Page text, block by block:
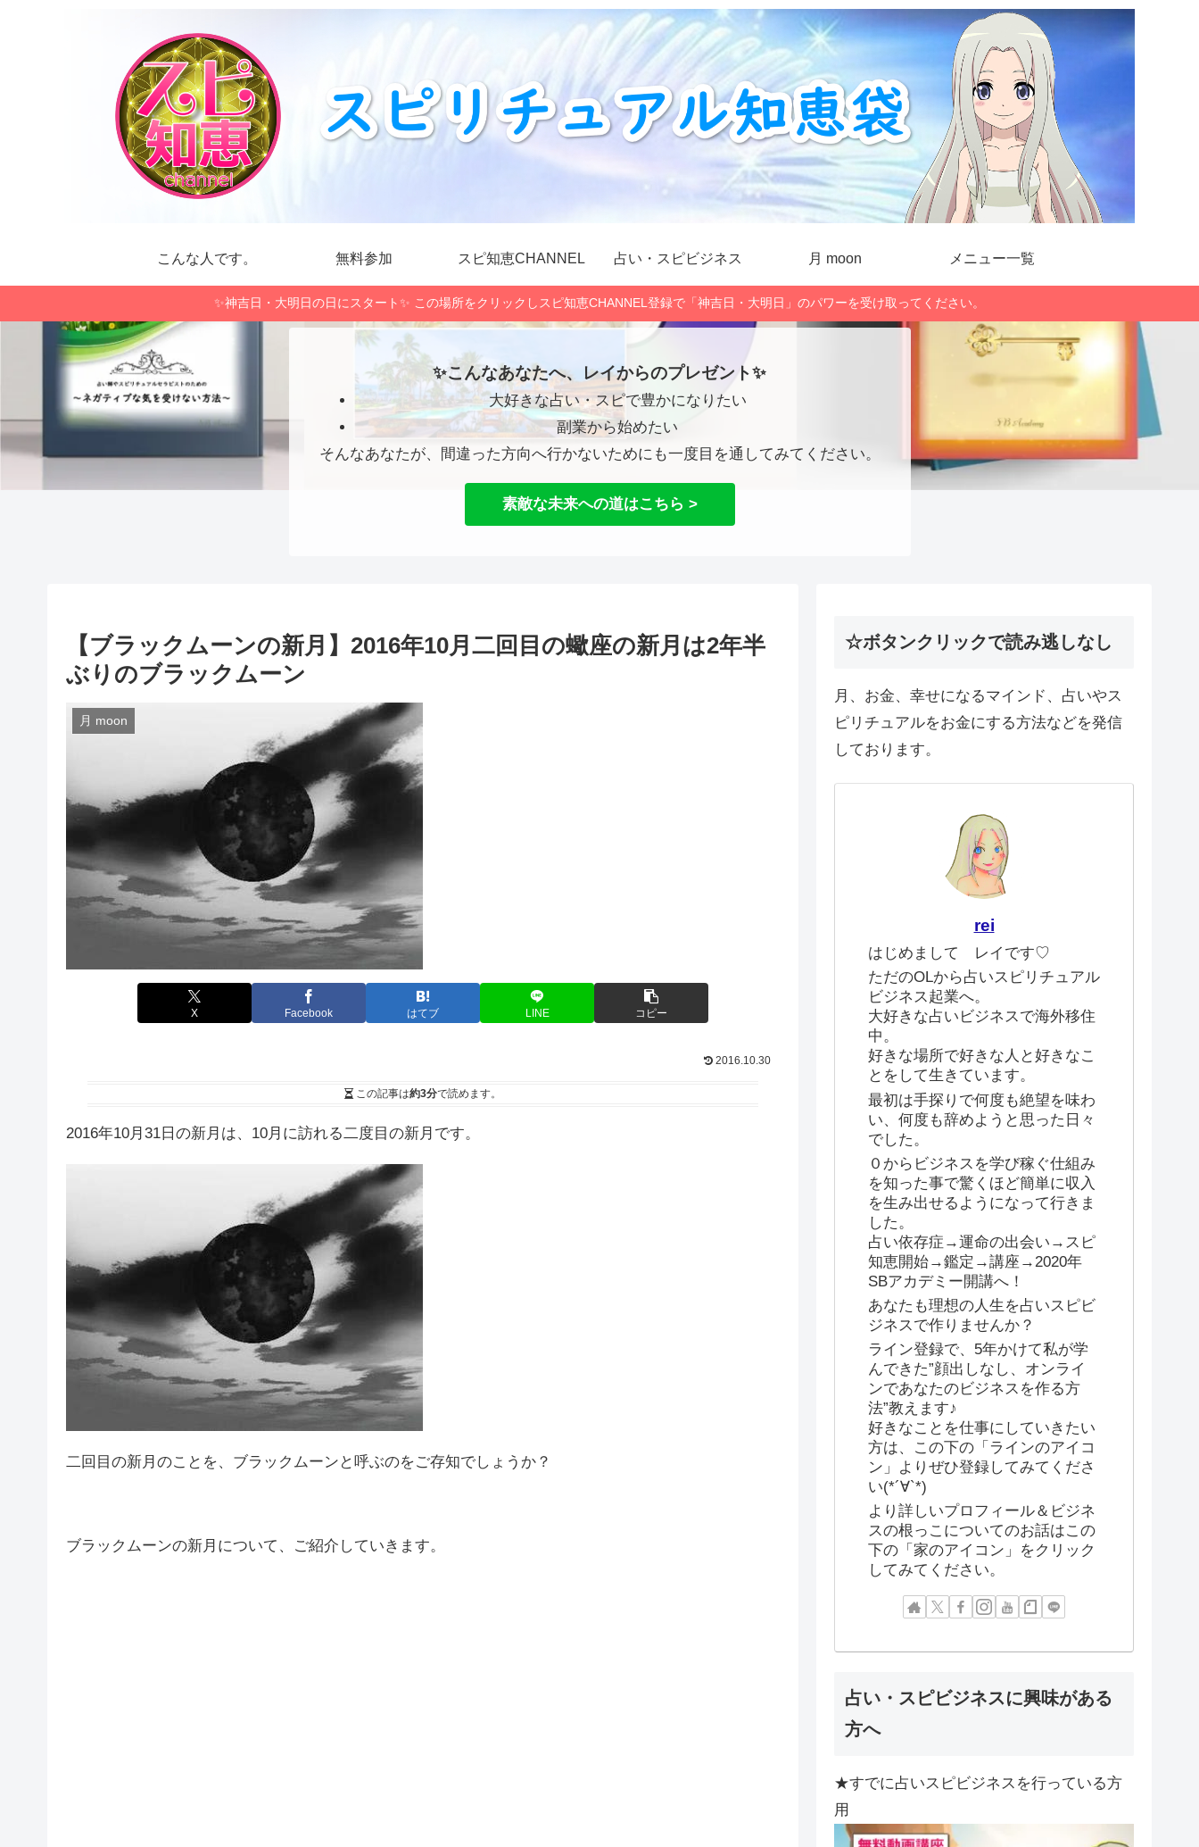
こんな人です。 無料参加 スピ知恵CHANNEL 占い・スピビジネス 月 moon メニュー一覧
✨神吉日・大明日の日にスタート✨ この場所をクリックしスピ知恵CHANNEL登録で「神吉日・大明日」のパワーを受け取ってください。
✨こんなあなたへ、レイからのプレゼント✨
大好きな占い・スピで豊かになりたい
副業から始めたい
そんなあなたが、間違った方向へ行かないためにも一度目を通してみてください。
素敵な未来への道はこちら >
【ブラックムーンの新月】2016年10月二回目の蠍座の新月は2年半
ぶりのブラックムーン
月 moon
X Facebook はてブ LINE コピー
2016.10.30
この記事は約3分で読めます。
2016年10月31日の新月は、10月に訪れる二度目の新月です。
二回目の新月のことを、ブラックムーンと呼ぶのをご存知でしょうか？
ブラックムーンの新月について、ご紹介していきます。
☆ボタンクリックで読み逃しなし
月、お金、幸せになるマインド、占いやス
ピリチュアルをお金にする方法などを発信
しております。
rei
はじめまして レイです♡
ただのOLから占いスピリチュアル
ビジネス起業へ。
大好きな占いビジネスで海外移住
中。
好きな場所で好きな人と好きなこ
とをして生きています。
最初は手探りで何度も絶望を味わ
い、何度も辞めようと思った日々
でした。
０からビジネスを学び稼ぐ仕組み
を知った事で驚くほど簡単に収入
を生み出せるようになって行きま
した。
占い依存症→運命の出会い→スピ
知恵開始→鑑定→講座→2020年
SBアカデミー開講へ！
あなたも理想の人生を占いスピビ
ジネスで作りませんか？
ライン登録で、5年かけて私が学
んできた”顔出しなし、オンライ
ンであなたのビジネスを作る方
法”教えます♪
好きなことを仕事にしていきたい
方は、この下の「ラインのアイコ
ン」よりぜひ登録してみてくださ
い(*´∀`*)
より詳しいプロフィール＆ビジネ
スの根っこについてのお話はこの
下の「家のアイコン」をクリック
してみてください。
占い・スピビジネスに興味がある
方へ
★すでに占いスピビジネスを行っている方
用